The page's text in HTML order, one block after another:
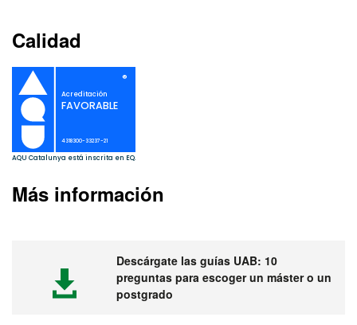
Calidad
Más información
Descárgate las guías UAB: 10
preguntas para escoger un máster o un
postgrado